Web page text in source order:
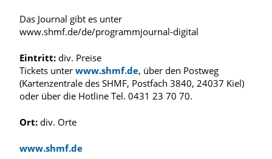
Das Journal gibt es unter
www.shmf.de/de/programmjournal-digital
Eintritt: div. Preise
Tickets unter www.shmf.de, über den Postweg
(Kartenzentrale des SHMF, Postfach 3840, 24037 Kiel)
oder über die Hotline Tel. 0431 23 70 70.
Ort: div. Orte
www.shmf.de